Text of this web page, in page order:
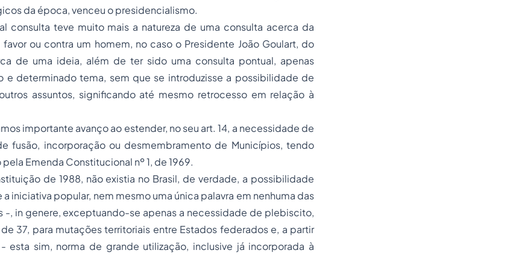
da época, venceu o presidencialismo.
consulta teve muito mais a natureza de uma consulta acerca da
ou contra um homem, no caso o Presidente João Goulart, do
de uma ideia, além de ter sido uma consulta pontual, apenas
e determinado tema, sem que se introduzisse a possibilidade de
assuntos, significando até mesmo retrocesso em relação à
importante avanço ao estender, no seu art. 14, a necessidade de
fusão, incorporação ou desmembramento de Municípios, tendo
Emenda Constitucional nº 1, de 1969.
de 1988, não existia no Brasil, de verdade, a possibilidade
iniciativa popular, nem mesmo uma única palavra em nenhuma das
-, in genere, exceptuando-se apenas a necessidade de plebiscito,
37, para mutações territoriais entre Estados federados e, a partir
esta sim, norma de grande utilização, inclusive já incorporada à